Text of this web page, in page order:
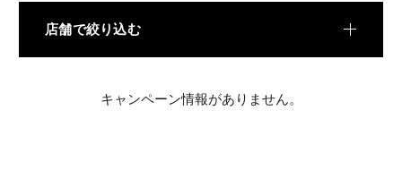
店舗で絞り込む
キャンペーン情報がありません。